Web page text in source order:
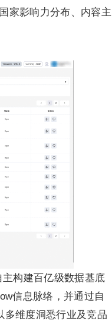
家影响力分布、内容主
构建百亿级数据基底
信息脉络，并通过自
多维度洞悉行业及竞品